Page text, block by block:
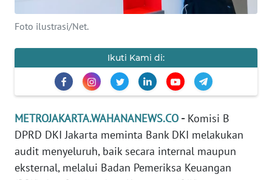
Foto ilustrasi/Net.
Ikuti Kami di:
METROJAKARTA.WAHANANEWS.CO -Komisi B
DPRD DKI Jakarta meminta Bank DKI melakukan
audit menyeluruh, baik secara internal maupun
eksternal, melalui Badan Pemeriksa Keuangan
INFO
TENTANG
PEDOMAN
SIBER
REDAKSI